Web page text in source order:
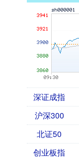
深证成指
沪深300
北证50
创业板指